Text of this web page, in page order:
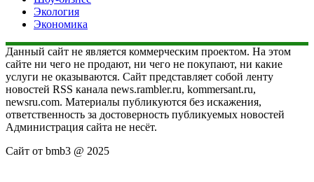
Экология
Экономика
Данный сайт не является коммерческим проектом. На этом
сайте ни чего не продают, ни чего не покупают, ни какие
услуги не оказываются. Сайт представляет собой ленту
новостей RSS канала news.rambler.ru, kommersant.ru,
newsru.com. Материалы публикуются без искажения,
ответственность за достоверность публикуемых новостей
Администрация сайта не несёт.
Сайт от bmb3 @ 2025